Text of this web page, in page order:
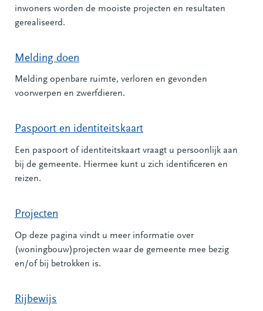
inwoners worden de mooiste projecten en resultaten
gerealiseerd.
Melding doen
Melding openbare ruimte, verloren en gevonden
voorwerpen en zwerfdieren.
Paspoort en identiteitskaart
Een paspoort of identiteitskaart vraagt u persoonlijk aan
bij de gemeente. Hiermee kunt u zich identificeren en
reizen.
Projecten
Op deze pagina vindt u meer informatie over
(woningbouw)projecten waar de gemeente mee bezig
en/of bij betrokken is.
Rijbewijs